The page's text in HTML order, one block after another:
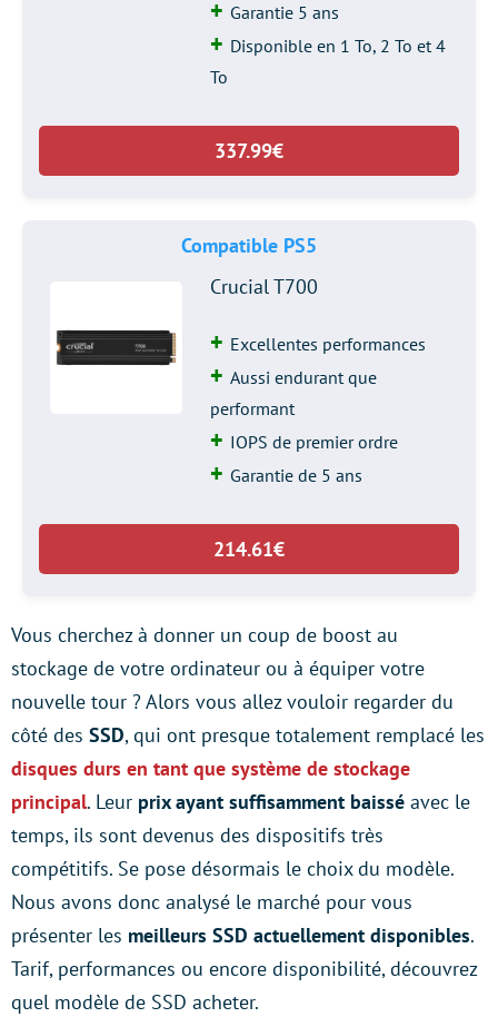
Garantie 5 ans
Disponible en 1 To, 2 To et 4
To
337.99€
Compatible PS5
Crucial T700
Excellentes performances
Aussi endurant que
performant
IOPS de premier ordre
Garantie de 5 ans
214.61€
Vous cherchez à donner un coup de boost au
stockage de votre ordinateur ou à équiper votre
nouvelle tour ? Alors vous allez vouloir regarder du
côté des SSD, qui ont presque totalement remplacé les
disques durs en tant que système de stockage
principal. Leur prix ayant suffisamment baissé avec le
temps, ils sont devenus des dispositifs très
compétitifs. Se pose désormais le choix du modèle.
Nous avons donc analysé le marché pour vous
présenter les meilleurs SSD actuellement disponibles.
Tarif, performances ou encore disponibilité, découvrez
quel modèle de SSD acheter.